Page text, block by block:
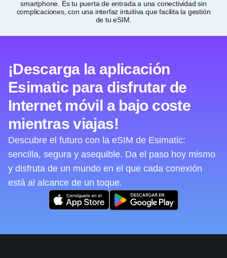
smartphone. Es tu puerta de entrada a una conectividad sin
complicaciones, con una interfaz intuitiva que facilita la gestión
de tu eSIM.
¡Descarga la aplicación
Esimatic para disfrutar de
Internet móvil a bajo coste
mientras viajas!
Descubre el futuro con la eSIM de Esimatic:
sencilla, segura y asequible. Da el paso hoy mismo
y disfruta de un mundo en el que cada conexión
está al alcance de un toque.